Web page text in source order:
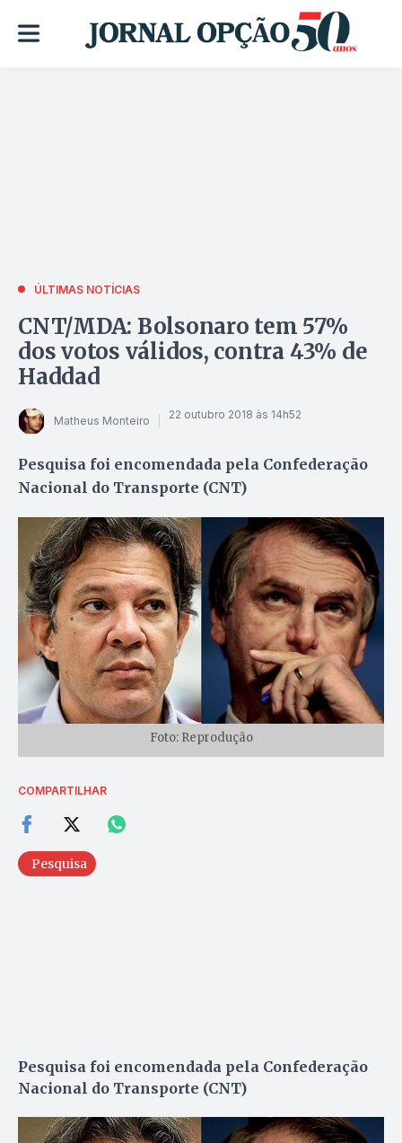
ÚLTIMAS NOTÍCIAS
CNT/MDA: Bolsonaro tem 57%
dos votos válidos, contra 43% de
Haddad
Matheus Monteiro 22 outubro 2018 às 14h52
Pesquisa foi encomendada pela Confederação
Nacional do Transporte (CNT)
Foto: Reprodução
COMPARTILHAR
Pesquisa
Pesquisa foi encomendada pela Confederação
Nacional do Transporte (CNT)